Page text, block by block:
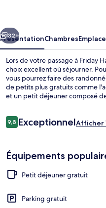
B&B
Suivant
32+
PrésentationChambres
Lors de votre passage à Friday
choix excellent où séjourner.
vous pourrez faire des
de petits plus gratuits comme
et un petit déjeuner composé
une navette vélos.
Avis
voyageurs
9,89,8 sur 10
ExceptionnelAfficher
Équipements
Petit déjeuner gratuit
Parking gratuit